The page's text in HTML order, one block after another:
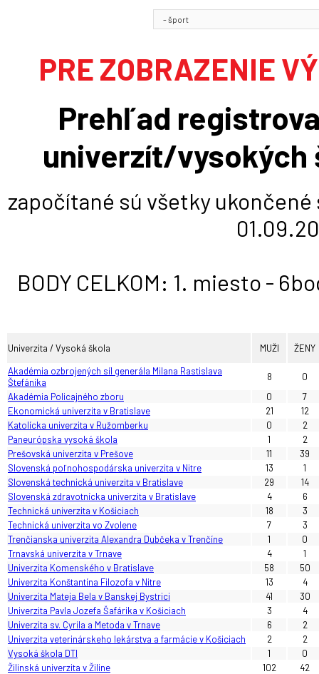
PRE ZOBRAZENIE
Prehľad
univerzít/vysokých
započítané sú všetky
BODY CELKOM: 1. miesto -
Univerzita / Vysoká škola MUŽI
ŽENY
Akadémia ozbrojených síl generála Milana Rastislava
Štefánika
8
0
Akadémia Policajného zboru
0
7
Ekonomická univerzita v Bratislave
21
12
Katolícka univerzita v Ružomberku
0
2
Paneurópska vysoká škola
1
2
Prešovská univerzita v Prešove
11
39
Slovenská poľnohospodárska univerzita v Nitre
13
1
Slovenská technická univerzita v Bratislave
29
14
Slovenská zdravotnícka univerzita v Bratislave
4
6
Technická univerzita v Košiciach
18
3
Technická univerzita vo Zvolene
7
3
Trenčianska univerzita Alexandra Dubčeka v Trenčíne
1
0
Trnavská univerzita v Trnave
4
1
Univerzita Komenského v Bratislave
58
50
Univerzita Konštantína Filozofa v Nitre
13
4
Univerzita Mateja Bela v Banskej Bystrici
41
30
Univerzita Pavla Jozefa Šafárika v Košiciach
3
4
Univerzita sv. Cyrila a Metoda v Trnave
6
2
Univerzita veterinárskeho lekárstva a farmácie v Košiciach
2
2
Vysoká škola DTI
1
0
Žilinská univerzita v Žiline
102 42